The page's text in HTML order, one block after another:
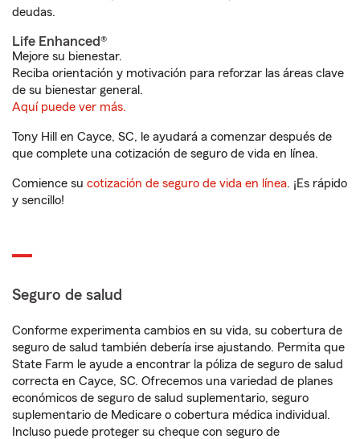
deudas.
Life Enhanced®
Mejore su bienestar.
Reciba orientación y motivación para reforzar las áreas clave
de su bienestar general.
Aquí puede ver más.
Tony Hill en Cayce, SC, le ayudará a comenzar después de
que complete una cotización de seguro de vida en línea.
Comience su cotización de seguro de vida en línea. ¡Es rápido
y sencillo!
Seguro de salud
Conforme experimenta cambios en su vida, su cobertura de
seguro de salud también debería irse ajustando. Permita que
State Farm le ayude a encontrar la póliza de seguro de salud
correcta en Cayce, SC. Ofrecemos una variedad de planes
económicos de seguro de salud suplementario, seguro
suplementario de Medicare o cobertura médica individual.
Incluso puede proteger su cheque con seguro de